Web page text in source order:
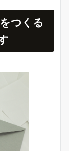
つくる